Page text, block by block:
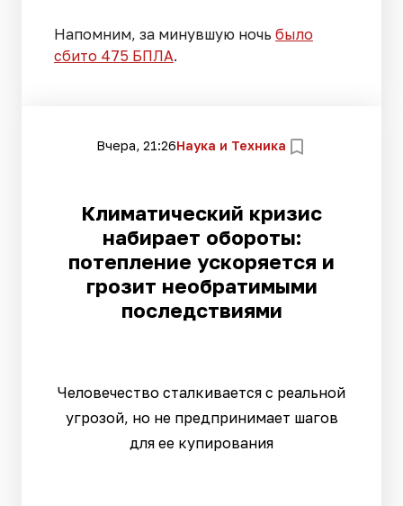
Напомним, за минувшую ночь было
сбито 475 БПЛА.
Вчера, 21:26Наука и Техника
Климатический кризис
набирает обороты:
потепление ускоряется и
грозит необратимыми
последствиями
Человечество сталкивается с реальной
угрозой, но не предпринимает шагов
для ее купирования